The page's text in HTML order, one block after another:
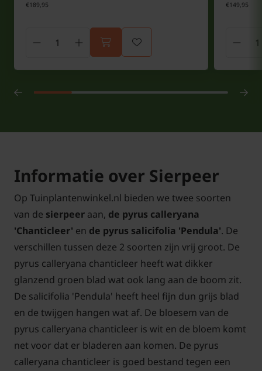
€189,95 €149,95
Informatie over Sierpeer
Op Tuinplantenwinkel.nl bieden we twee soorten
van de sierpeer aan, de pyrus calleryana
'Chanticleer' en de pyrus salicifolia 'Pendula'. De
verschillen tussen deze 2 soorten zijn vrij groot. De
pyrus calleryana chanticleer heeft wat dikker
glanzend groen blad wat ook lang aan de boom zit.
De salicifolia 'Pendula' heeft heel fijn dun grijs blad
en de twijgen hangen wat af. De bloesem van de
pyrus calleryana chanticleer is wit en de bloem komt
net voor dat er bladeren aan komen. De pyrus
calleryana chanticleer is goed bestand tegen een